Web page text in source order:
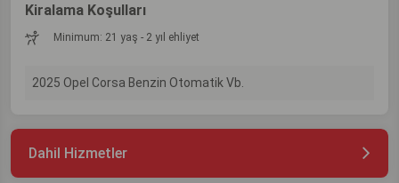
Kiralama Koşulları
Minimum: 21 yaş - 2 yıl ehliyet
2025 Opel Corsa Benzin Otomatik Vb.
Dahil Hizmetler